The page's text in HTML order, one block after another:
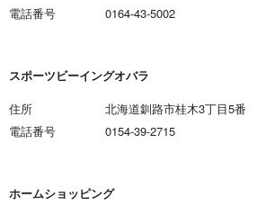
電話番号
0164-43-5002
スポーツビーイングオバラ
住所
北海道釧路市桂木3丁目5番
電話番号
0154-39-2715
ホームショッピング